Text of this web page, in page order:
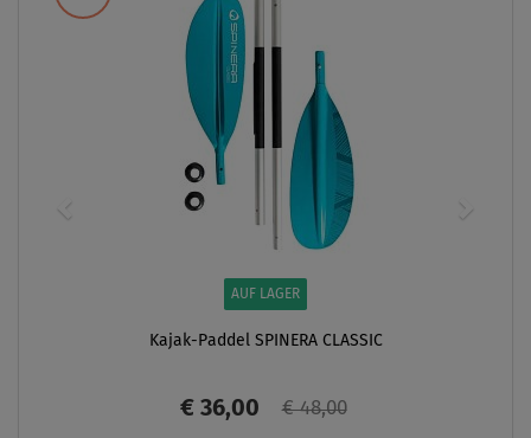
AUF LAGER
Kajak-Paddel SPINERA CLASSIC
€ 36,00 € 48,00